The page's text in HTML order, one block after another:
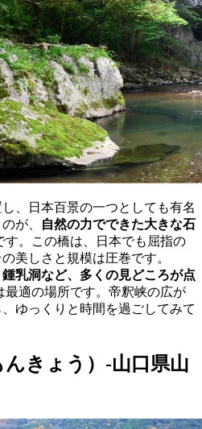
、日本百景の一つとしても有名
が、
自然の力でできた大きな石
す。この橋は、日本でも屈指の
美しさと規模は圧巻です。
乳洞など、多くの見どころが点
最適の場所です。帝釈峡の広が
ゆっくりと時間を過ごしてみて
きょう）-山口県山